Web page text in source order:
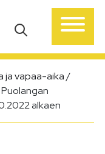
ja vapaa-aika/
Puolangan
alkaen